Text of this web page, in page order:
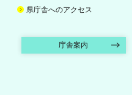
県庁舎へのアクセス
庁舎案内